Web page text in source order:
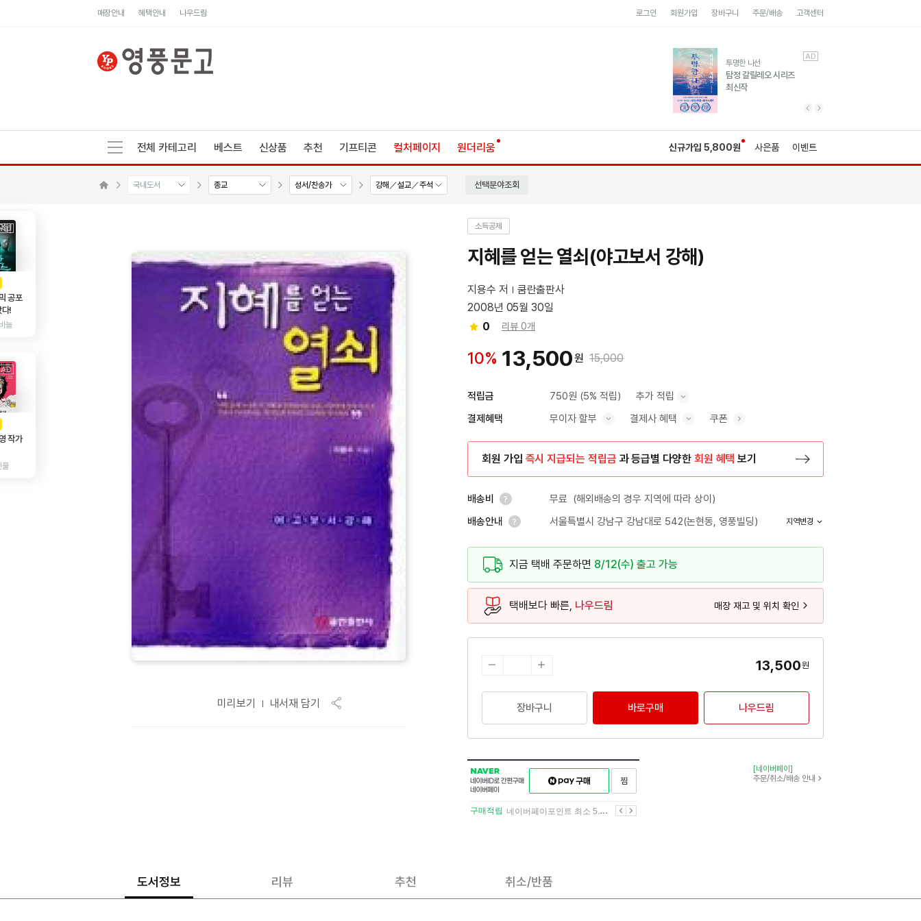
매장안내 혜택안내 나우드림 로그인 회원가입 장바구니 주문/배송 고객센터
유럽 도시 기행3
풍성한 서사와 인문학적
통찰!
AD
투명한 나선
탐정 갈릴레오 시리즈
최신작
AD
전체 카테고리 베스트 신상품 추천 기프티콘 컬처페이지 원더리움 신규가입 5,800원 사은품 이벤트
국내도서 종교 성서/찬송가 강해／설교／주석 선택분야조회
AD
공포
다!
늘
AD
작가
물
미리보기 내서재 담기
소득공제
지혜를 얻는 열쇠(야고보서 강해)
지용수 저
쿰란출판사
2008년 05월 30일
0
리뷰 0개
10% 13,500원 15,000
적립금 750원 (5% 적립) 추가 적립
결제혜택 무이자 할부 결제사 혜택 쿠폰
회원 가입 즉시 지급되는 적립금 과 등급별 다양한 회원 혜택 보기
배송비 무료 (해외배송의 경우 지역에 따라 상이)
배송안내
서울특별시 강남구 강남대로 542(논현동, 영풍빌딩) 지역변경
지금 택배 주문하면 8/12(수) 출고 가능
택배보다 빠른, 나우드림 매장 재고 및 위치 확인
13,500원
장바구니 바로구매 나우드림
NAVER
네이버
ID로
간편구매
네이버페이
구매하기
이전
구매적립 네이버페이포인트 최소 5.5% 적립 다음
[네이버페이]
주문/취소/배송 안내
도서정보 리뷰 추천 취소/반품